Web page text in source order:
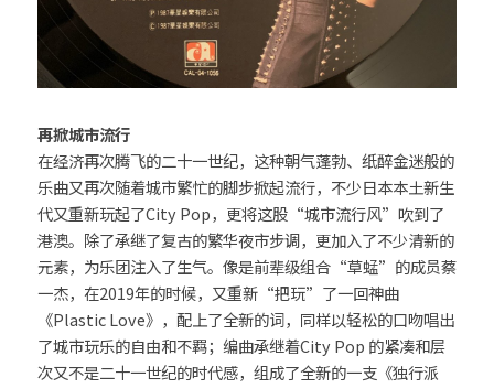
再掀城市流行
在经济再次腾飞的二十一世纪，这种朝气蓬勃、纸醉金迷般的
乐曲又再次随着城市繁忙的脚步掀起流行，不少日本本土新生
代又重新玩起了City Pop，更将这股“城市流行风”吹到了
港澳。除了承继了复古的繁华夜市步调，更加入了不少清新的
元素，为乐团注入了生气。像是前辈级组合“草蜢”的成员蔡
一杰，在2019年的时候，又重新“把玩”了一回神曲
《Plastic Love》，配上了全新的词，同样以轻松的口吻唱出
了城市玩乐的自由和不羁；编曲承继着City Pop 的紧凑和层
次又不是二十一世纪的时代感，组成了全新的一支《独行派